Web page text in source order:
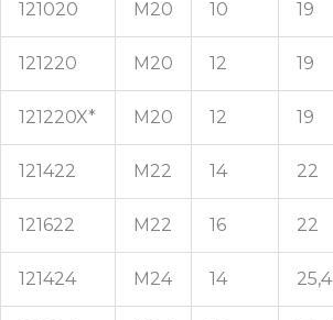
121020 M20 10 19
121220 M20 12 19
121220X* M20 12 19
121422 M22 14 22
121622 M22 16 22
121424 M24 14 25,4